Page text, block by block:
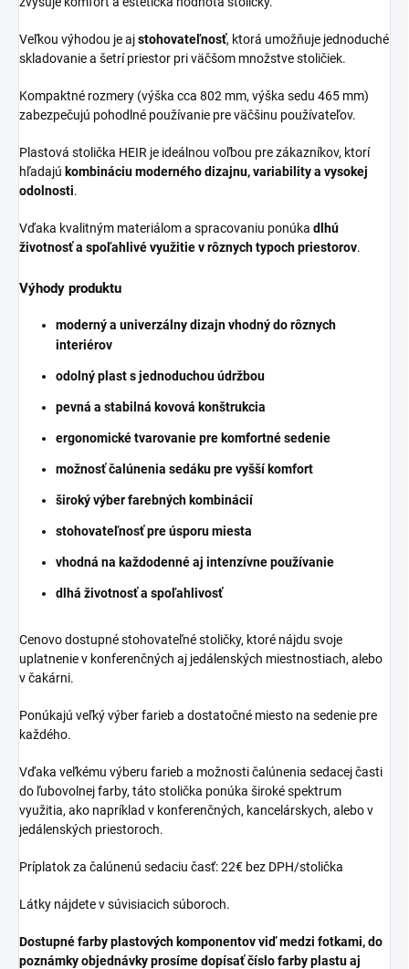
Veľkou výhodou je ajstohovateľnosť, ktorá umožňuje jednoduché
skladovanie a šetrí priestor pri väčšom množstve stoličiek.
Kompaktné rozmery (výška cca 802 mm, výška sedu 465 mm)
zabezpečujú pohodlné používanie pre väčšinu používateľov.
Plastová stolička HEIR je ideálnou voľbou pre zákazníkov, ktorí
hľadajú kombináciu moderného dizajnu, variability a vysokej
odolnosti.
Vďaka kvalitným materiálom a spracovaniu ponúka dlhú
životnosť a spoľahlivé využitie v rôznych typoch priestorov.
Výhody produktu
moderný a univerzálny dizajn vhodný do rôznych
interiérov
odolný plast s jednoduchou údržbou
pevná a stabilná kovová konštrukcia
ergonomické tvarovanie pre komfortné sedenie
možnosť čalúnenia sedáku pre vyšší komfort
široký výber farebných kombinácií
stohovateľnosť pre úsporu miesta
vhodná na každodenné aj intenzívne používanie
dlhá životnosť a spoľahlivosť
Cenovo dostupné stohovateľné stoličky, ktoré nájdu svoje
uplatnenie v konferenčných aj jedálenských miestnostiach, alebo
v čakárni.
Ponúkajú veľký výber farieb a dostatočné miesto na sedenie pre
každého.
Vďaka veľkému výberu farieb a možnosti čalúnenia sedacej časti
do ľubovolnej farby, táto stolička ponúka široké spektrum
využitia, ako napríklad v konferenčných, kancelárskych, alebo v
jedálenských priestoroch.
Príplatok za čalúnenú sedaciu časť: 22€ bez DPH/stolička
Látky nájdete v súvisiacich súboroch.
Dostupné farby plastových komponentov viď medzi fotkami, do
poznámky objednávky prosíme dopísať číslo farby plastu aj